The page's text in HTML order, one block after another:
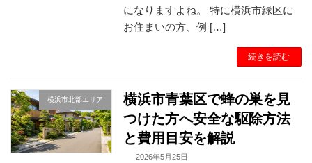
になりますよね。 特に横浜市緑区に
お住まいの方、例 […]
続きを読む
横浜市北部エリア
横浜市青葉区で蜂の巣を見
つけた方へ安全な駆除方法
と費用目安を解説
2026年5月25日